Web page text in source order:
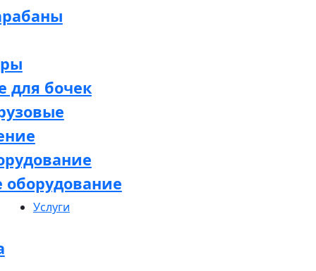
для бочек
оборудование
Услуги